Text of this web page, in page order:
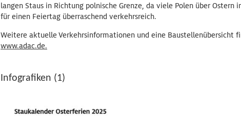
langen Staus in Richtung polnische Grenze, da viele Polen über
für einen Feiertag überraschend verkehrsreich.
Weitere aktuelle Verkehrsinformationen und eine Baustellenübersicht
www.adac.de.
Infografiken (1)